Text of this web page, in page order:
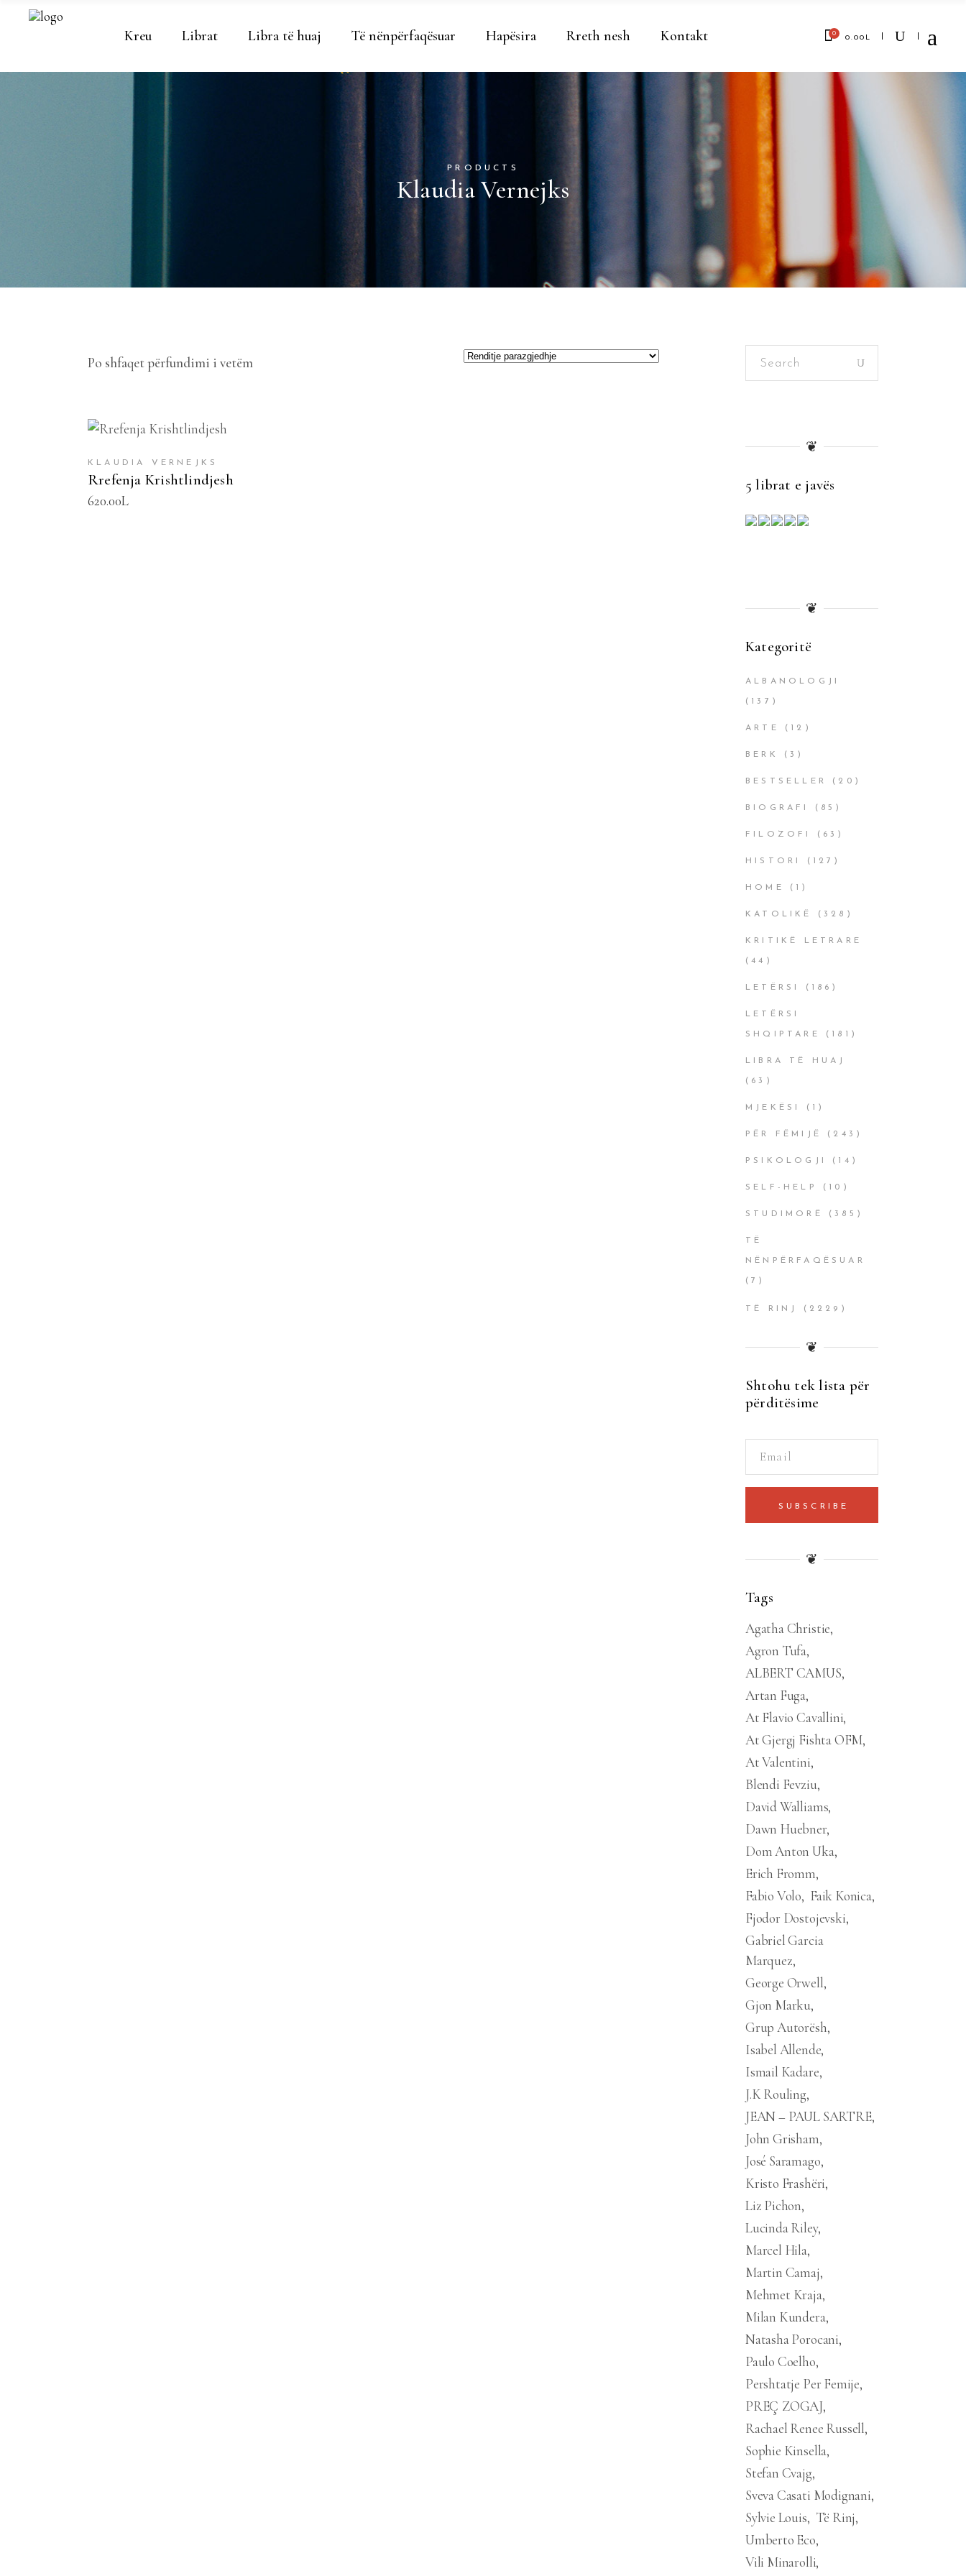
Kreu Librat Libra të huaj Të nënpërfaqësuar Hapësira Rreth nesh Kontakt 0 0.00 L
No products in the cart.
PRODUCTS
Klaudia Vernejks
Po shfaqet përfundimi i vetëm
SHTOJE NË SHPORTË
KLAUDIA VERNEJKS
Rrefenja Krishtlindjesh
620.00L
Search
❦
5 librat e javës
❦
Kategoritë
ALBANOLOGJI
(137)
ARTE (12)
BERK (3)
BESTSELLER (20)
BIOGRAFI (85)
FILOZOFI (63)
HISTORI (127)
HOME (1)
KATOLIKË (328)
KRITIKË LETRARE
(44)
LETËRSI (186)
LETËRSI
SHQIPTARE (181)
LIBRA TË HUAJ
(63)
MJEKËSI (1)
PËR FËMIJË (243)
PSIKOLOGJI (14)
SELF-HELP (10)
STUDIMORË (385)
TË
NËNPËRFAQËSUAR
(7)
TË RINJ (2229)
❦
Shtohu tek lista për
përditësime
SUBSCRIBE
❦
Tags
Agatha Christie
Agron Tufa
ALBERT CAMUS
Artan Fuga
At Flavio Cavallini
At Gjergj Fishta OFM
At Valentini
Blendi Fevziu
David Walliams
Dawn Huebner
Dom Anton Uka
Erich Fromm
Fabio Volo
Faik Konica
Fjodor Dostojevski
Gabriel Garcia
Marquez
George Orwell
Gjon Marku
Grup Autorësh
Isabel Allende
Ismail Kadare
J.K Rouling
JEAN – PAUL SARTRE
John Grisham
José Saramago
Kristo Frashëri
Liz Pichon
Lucinda Riley
Marcel Hila
Martin Camaj
Mehmet Kraja
Milan Kundera
Natasha Porocani
Paulo Coelho
Pershtatje Per Femije
PREÇ ZOGAJ
Rachael Renee Russell
Sophie Kinsella
Stefan Cvajg
Sveva Casati Modignani
Sylvie Louis
Të Rinj
Umberto Eco
Vili Minarolli